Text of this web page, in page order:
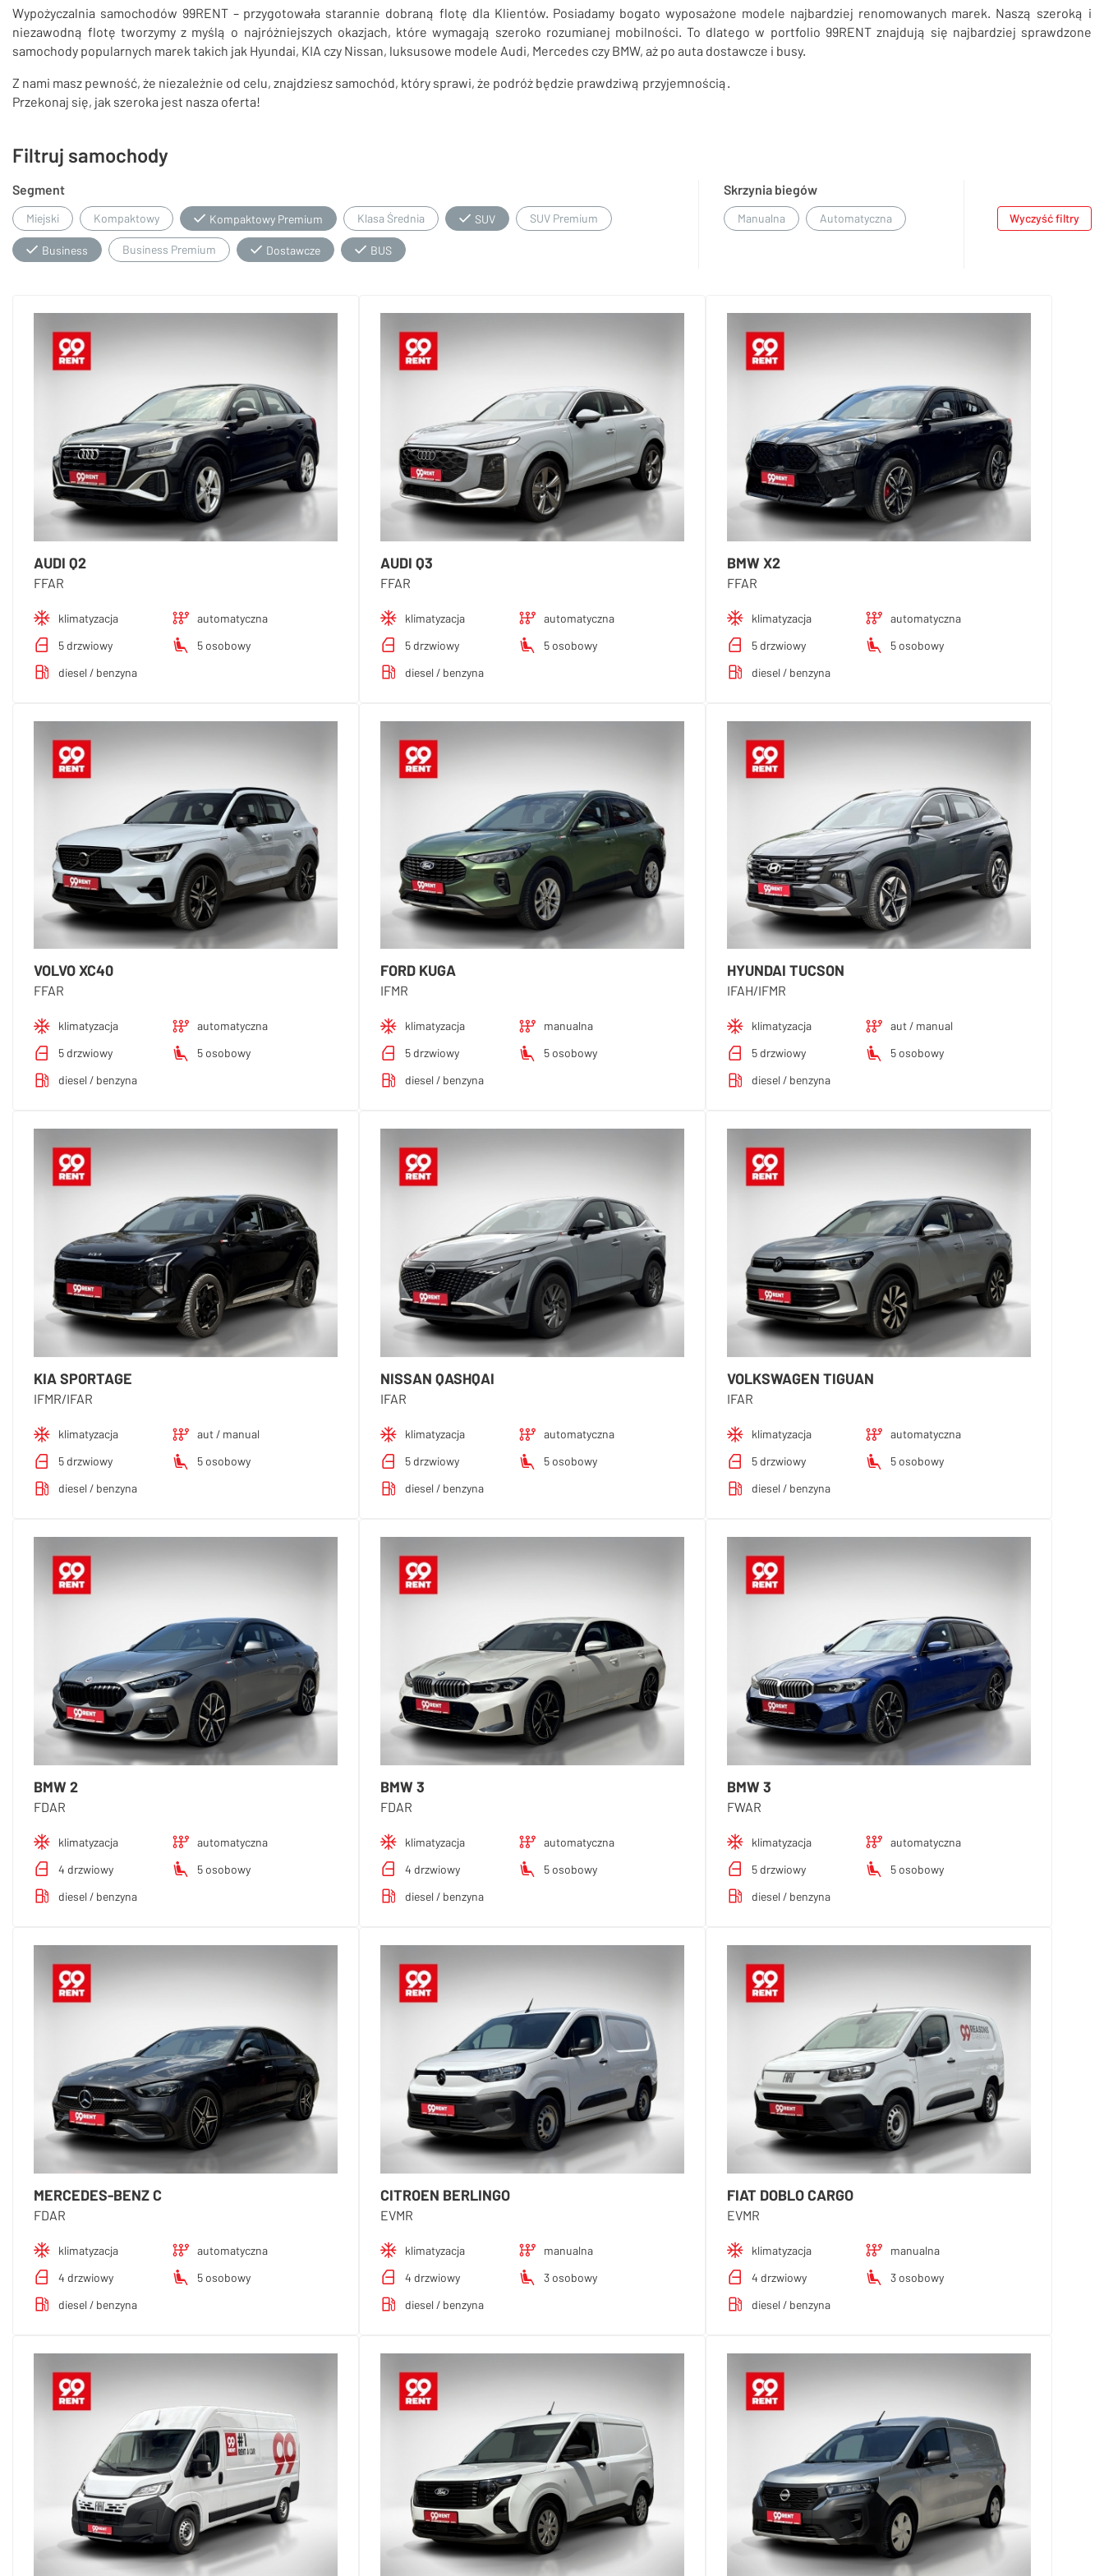
Wypożyczalnia samochodów 99RENT – przygotowała starannie dobraną flotę dla Klientów. Posiadamy bogato wyposażone modele najbardziej renomowanych marek. Naszą szeroką i
niezawodną flotę tworzymy z myślą o najróżniejszych okazjach, które wymagają szeroko rozumianej mobilności. To dlatego w portfolio 99RENT znajdują się najbardziej sprawdzone
samochody popularnych marek takich jak Hyundai, KIA czy Nissan, luksusowe modele Audi, Mercedes czy BMW, aż po auta dostawcze i busy.
Z nami masz pewność, że niezależnie od celu, znajdziesz samochód, który sprawi, że podróż będzie prawdziwą przyjemnością.
Przekonaj się, jak szeroka jest nasza oferta!
Filtruj samochody
Segment
Miejski Kompaktowy Kompaktowy Premium Klasa Średnia SUV SUV Premium
Business Business Premium Dostawcze BUS
Skrzynia biegów
Manualna Automatyczna Wyczyść filtry
AUDI Q2
FFAR
klimatyzacja
automatyczna
5 drzwiowy
5 osobowy
diesel / benzyna
AUDI Q3
FFAR
klimatyzacja
automatyczna
5 drzwiowy
5 osobowy
diesel / benzyna
BMW X2
FFAR
klimatyzacja
automatyczna
5 drzwiowy
5 osobowy
diesel / benzyna
VOLVO XC40
FFAR
klimatyzacja
automatyczna
5 drzwiowy
5 osobowy
diesel / benzyna
FORD KUGA
IFMR
klimatyzacja
manualna
5 drzwiowy
5 osobowy
diesel / benzyna
HYUNDAI TUCSON
IFAH/IFMR
klimatyzacja
aut / manual
5 drzwiowy
5 osobowy
diesel / benzyna
KIA SPORTAGE
IFMR/IFAR
klimatyzacja
aut / manual
5 drzwiowy
5 osobowy
diesel / benzyna
NISSAN QASHQAI
IFAR
klimatyzacja
automatyczna
5 drzwiowy
5 osobowy
diesel / benzyna
VOLKSWAGEN TIGUAN
IFAR
klimatyzacja
automatyczna
5 drzwiowy
5 osobowy
diesel / benzyna
BMW 2
FDAR
klimatyzacja
automatyczna
4 drzwiowy
5 osobowy
diesel / benzyna
BMW 3
FDAR
klimatyzacja
automatyczna
4 drzwiowy
5 osobowy
diesel / benzyna
BMW 3
FWAR
klimatyzacja
automatyczna
5 drzwiowy
5 osobowy
diesel / benzyna
MERCEDES-BENZ C
FDAR
klimatyzacja
automatyczna
4 drzwiowy
5 osobowy
diesel / benzyna
CITROEN BERLINGO
EVMR
klimatyzacja
manualna
4 drzwiowy
3 osobowy
diesel / benzyna
FIAT DOBLO CARGO
EVMR
klimatyzacja
manualna
4 drzwiowy
3 osobowy
diesel / benzyna